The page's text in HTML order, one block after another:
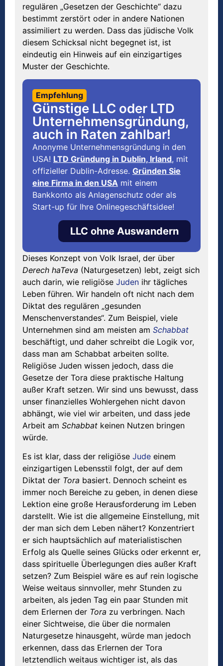
regulären „Gesetzen der Geschichte“ dazu
bestimmt zerstört oder in andere Nationen
assimiliert zu werden. Dass das jüdische Volk
diesem Schicksal nicht begegnet ist, ist
eindeutig ein Hinweis auf ein einzigartiges
Muster der Geschichte.
Empfehlung
Günstige LLC oder LTD
Unternehmensgründung,
auch in Raten zahlbar!
Anonyme Unternehmensgründung in den
USA! LTD Gründung in Dublin, Irland, mit
offizieller Dublin-Adresse. Gründen Sie
eine Firma in den USA mit einem
Bankkonto als Anlagenschutz oder als
Start-up für Ihre Onlinegeschäftsidee!
LLC ohne Auswandern
Dieses Konzept von Volk Israel, der über
Derech haTeva (Naturgesetzen) lebt, zeigt sich
auch darin, wie religiöse Juden ihr tägliches
Leben führen. Wir handeln oft nicht nach dem
Diktat des regulären „gesunden
Menschenverstandes“. Zum Beispiel, viele
Unternehmen sind am meisten am Schabbat
beschäftigt, und daher schreibt die Logik vor,
dass man am Schabbat arbeiten sollte.
Religiöse Juden wissen jedoch, dass die
Gesetze der Tora diese praktische Haltung
außer Kraft setzen. Wir sind uns bewusst, dass
unser finanzielles Wohlergehen nicht davon
abhängt, wie viel wir arbeiten, und dass jede
Arbeit am Schabbat keinen Nutzen bringen
würde.
Es ist klar, dass der religiöse Jude einem
einzigartigen Lebensstil folgt, der auf dem
Diktat der Tora basiert. Dennoch scheint es
immer noch Bereiche zu geben, in denen diese
Lektion eine große Herausforderung im Leben
darstellt. Wie ist die allgemeine Einstellung, mit
der man sich dem Leben nähert? Konzentriert
er sich hauptsächlich auf materialistischen
Erfolg als Quelle seines Glücks oder erkennt er,
dass spirituelle Überlegungen dies außer Kraft
setzen? Zum Beispiel wäre es auf rein logische
Weise weitaus sinnvoller, mehr Stunden zu
arbeiten, als jeden Tag ein paar Stunden mit
dem Erlernen der Tora zu verbringen. Nach
einer Sichtweise, die über die normalen
Naturgesetze hinausgeht, würde man jedoch
erkennen, dass das Erlernen der Tora
letztendlich weitaus wichtiger ist, als das